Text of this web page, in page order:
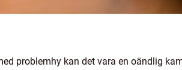
problemhy kan det vara en oändlig